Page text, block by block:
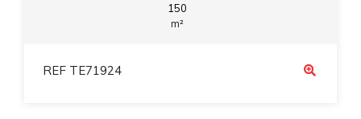
150
m²
REF TE71924